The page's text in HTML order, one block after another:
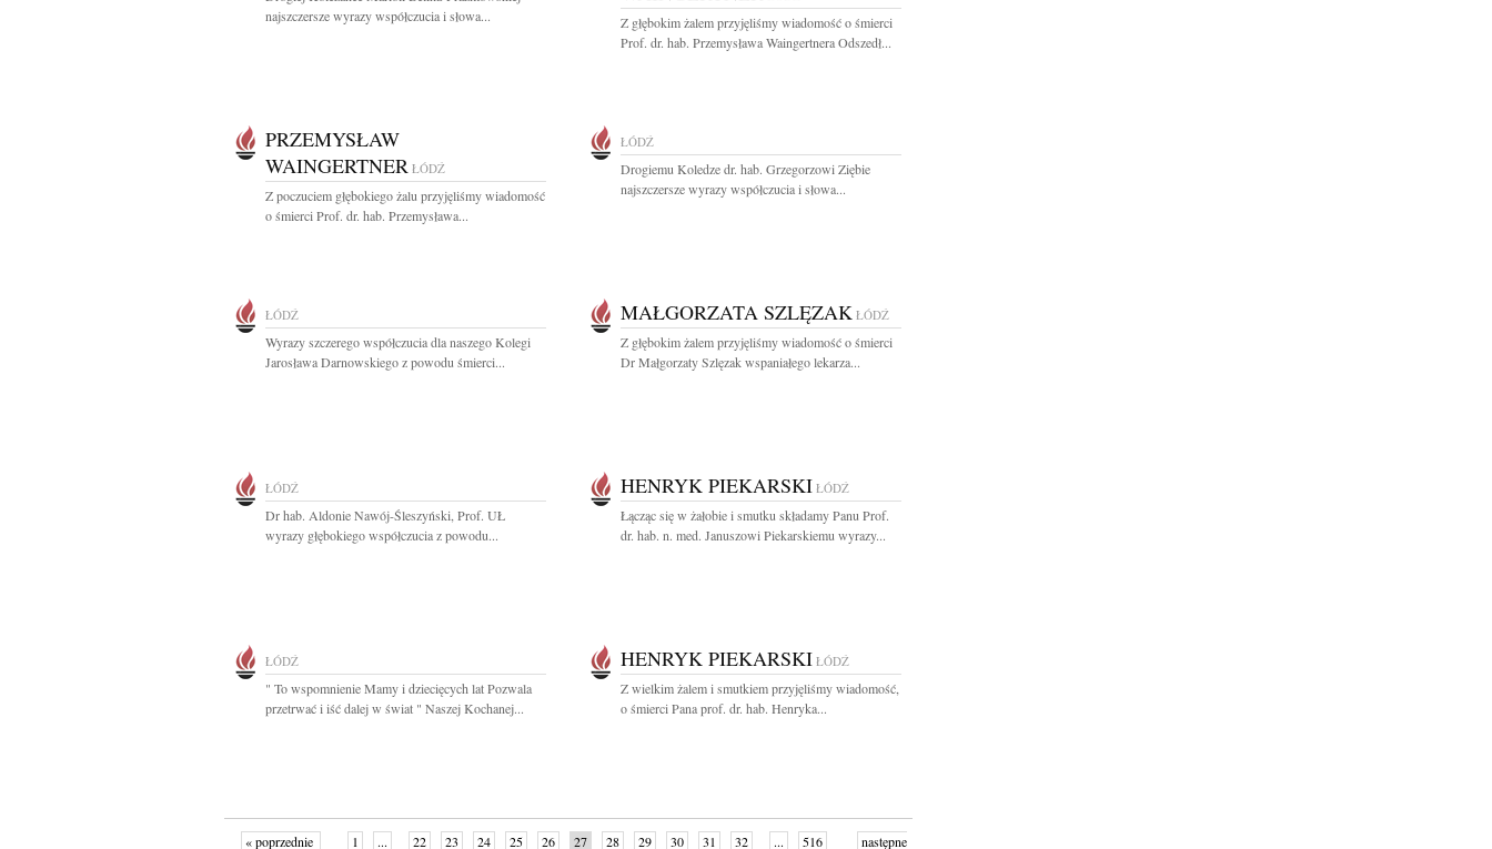
najszczersze wyrazy współczucia i słowa...
Z głębokim żalem przyjęliśmy wiadomość o śmierci
Prof. dr. hab. Przemysława Waingertnera Odszedł...
PRZEMYSŁAW
WAINGERTNER ŁÓDŹ
Z poczuciem głębokiego żalu przyjęliśmy wiadomość
o śmierci Prof. dr. hab. Przemysława...
ŁÓDŹ
Drogiemu Koledze dr. hab. Grzegorzowi Ziębie
najszczersze wyrazy współczucia i słowa...
ŁÓDŹ
Wyrazy szczerego współczucia dla naszego Kolegi
Jarosława Darnowskiego z powodu śmierci...
MAŁGORZATA SZLĘZAK ŁÓDŹ
Z głębokim żalem przyjęliśmy wiadomość o śmierci
Dr Małgorzaty Szlęzak wspaniałego lekarza...
ŁÓDŹ
Dr hab. Aldonie Nawój-Śleszyński, Prof. UŁ
wyrazy głębokiego współczucia z powodu...
HENRYK PIEKARSKI ŁÓDŹ
Łącząc się w żałobie i smutku składamy Panu Prof.
dr. hab. n. med. Januszowi Piekarskiemu wyrazy...
ŁÓDŹ
" To wspomnienie Mamy i dziecięcych lat Pozwala
przetrwać i iść dalej w świat " Naszej Kochanej...
HENRYK PIEKARSKI ŁÓDŹ
Z wielkim żalem i smutkiem przyjęliśmy wiadomość,
o śmierci Pana prof. dr. hab. Henryka...
« poprzednie 1 ... 22 23 24 25 26 27 28 29 30 31 32 ... 516 następne